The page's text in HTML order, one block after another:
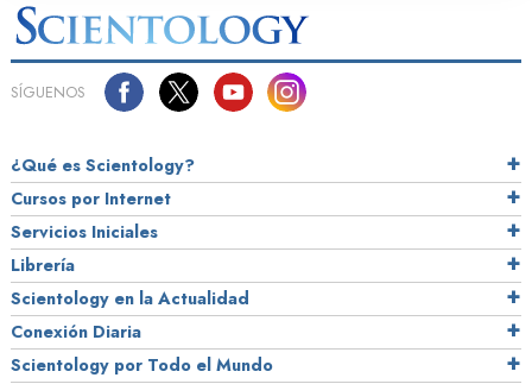
SÍGUENOS
¿Qué es Scientology?
Cursos por Internet
Servicios Iniciales
Librería
Scientology en la Actualidad
Conexión Diaria
Scientology por Todo el Mundo